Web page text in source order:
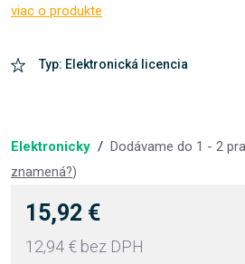
viac o produkte
Typ: Elektronická licencia
Elektronicky / Dodávame do 1 - 2
znamená?)
15,92 €
12,94 € bez DPH